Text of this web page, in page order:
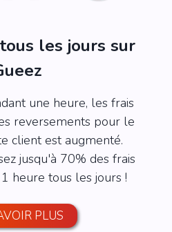
les jours sur
une heure, les frais
reversements pour le
client est augmenté.
jusqu'à 70% des frais
heure tous les jours !
PLUS